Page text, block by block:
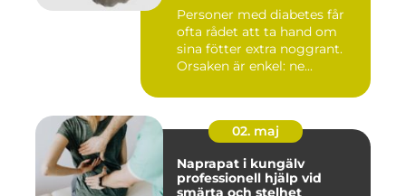
Personer med diabetes får
ofta rådet att ta hand om
sina fötter extra noggrant.
Orsaken är enkel: ne...
02. maj
Naprapat i kungälv
professionell hjälp vid
smärta och stelhet